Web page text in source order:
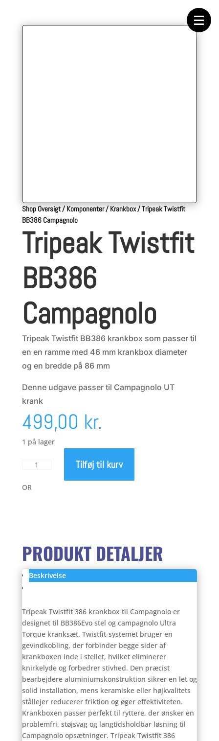
Shop Oversigt/Komponenter/Krankbox/Tripeak Twistfit
BB386 Campagnolo
Tripeak Twistfit
BB386
Campagnolo
Tripeak Twistfit BB386 krankbox som passer til
en en ramme med 46 mm krankbox diameter
og en bredde på 86 mm
Denne udgave passer til Campagnolo UT
krank
499,00 kr.
1 på lager
Tripeak
BB386
Tilføj til kurv
OR
PRODUKT DETALJER
Beskrivelse
Tripeak Twistfit 386 krankbox til Campagnolo er
designet til BB386Evo stel og campagnolo Ultra
Torque kranksæt. Twistfit-systemet bruger en
gevindkobling, der forbinder begge sider af
krankboxen inde i stellet, hvilket eliminerer
knirkelyde og forbedrer stivhed. Den præcist
bearbejdere aluminiumskonstruktion sikrer en let og
solid installation, mens keramiske eller højkvalitets
stållejer reducerer friktion og øger effektiviteten.
Krankboxen passer perfekt til ryttere, der ønsker en
problemfri, støjsvag og langtidsholdbar løsning til
Campagnolo opsætninger. Tripeak Twistfit 386